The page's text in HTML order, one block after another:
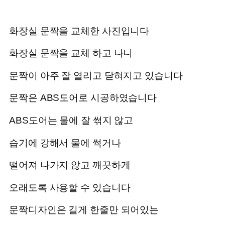
화장실 문짝을 교체한 사진입니다
화장실 문짝을 교체 하고 나니
문짝이 아주 잘 열리고 닫혀지고 있습니다
문짝은 ABS도어로 시공하였습니다
ABS도어는 물에 잘 썪지 않고
습기에 강해서 물에 썩거나
떨어져 나가지 않고 깨끗하게
오래도록 사용할 수 있습니다
문짝디자인은 길게 한줄만 되어있는